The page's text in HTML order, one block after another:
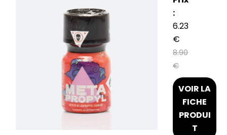
:
6.23
€
8.90
€
VOIR LA
FICHE
PRODUI
T